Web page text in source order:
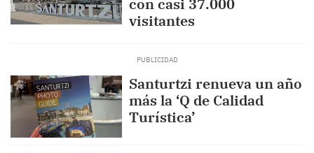
con casi 37.000
visitantes
Santurtzi renueva un año
más la ‘Q de Calidad
Turística’